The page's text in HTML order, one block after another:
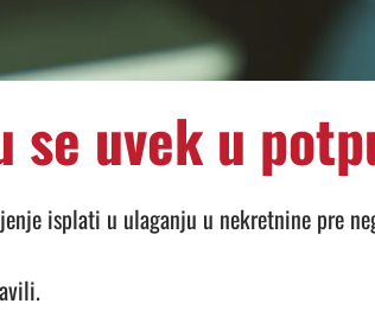
se uvek u
isplati u ulaganju u nekretnine pre